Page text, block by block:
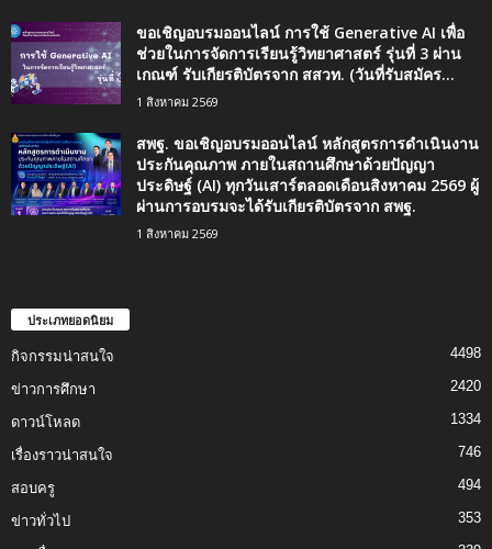
ขอเชิญอบรมออนไลน์ การใช้ Generative AI เพื่อ
ช่วยในการจัดการเรียนรู้วิทยาศาสตร์ รุ่นที่ 3 ผ่าน
เกณฑ์ รับเกียรติบัตรจาก สสวท. (วันที่รับสมัคร...
1 สิงหาคม 2569
สพฐ. ขอเชิญอบรมออนไลน์ หลักสูตรการดำเนินงาน
ประกันคุณภาพ ภายในสถานศึกษาด้วยปัญญา
ประดิษฐ์ (AI) ทุกวันเสาร์ตลอดเดือนสิงหาคม 2569 ผู้
ผ่านการอบรมจะได้รับเกียรติบัตรจาก สพฐ.
1 สิงหาคม 2569
ประเภทยอดนิยม
กิจกรรมน่าสนใจ 4498
ข่าวการศึกษา 2420
ดาวน์โหลด 1334
เรื่องราวน่าสนใจ 746
สอบครู 494
ข่าวทั่วไป 353